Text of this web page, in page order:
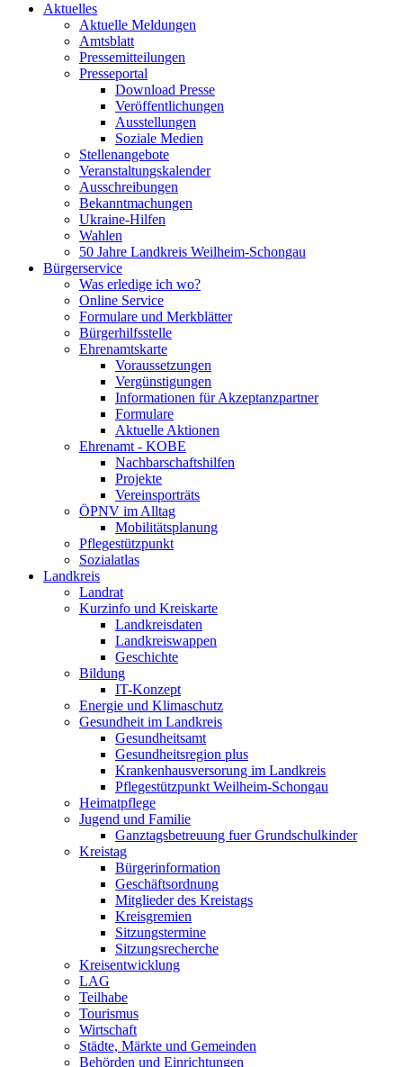
Aktuelles
Aktuelle Meldungen
Amtsblatt
Pressemitteilungen
Presseportal
Download Presse
Veröffentlichungen
Ausstellungen
Soziale Medien
Stellenangebote
Veranstaltungskalender
Ausschreibungen
Bekanntmachungen
Ukraine-Hilfen
Wahlen
50 Jahre Landkreis Weilheim-Schongau
Bürgerservice
Was erledige ich wo?
Online Service
Formulare und Merkblätter
Bürgerhilfsstelle
Ehrenamtskarte
Voraussetzungen
Vergünstigungen
Informationen für Akzeptanzpartner
Formulare
Aktuelle Aktionen
Ehrenamt - KOBE
Nachbarschaftshilfen
Projekte
Vereinsporträts
ÖPNV im Alltag
Mobilitätsplanung
Pflegestützpunkt
Sozialatlas
Landkreis
Landrat
Kurzinfo und Kreiskarte
Landkreisdaten
Landkreiswappen
Geschichte
Bildung
IT-Konzept
Energie und Klimaschutz
Gesundheit im Landkreis
Gesundheitsamt
Gesundheitsregion plus
Krankenhausversorung im Landkreis
Pflegestützpunkt Weilheim-Schongau
Heimatpflege
Jugend und Familie
Ganztagsbetreuung fuer Grundschulkinder
Kreistag
Bürgerinformation
Geschäftsordnung
Mitglieder des Kreistags
Kreisgremien
Sitzungstermine
Sitzungsrecherche
Kreisentwicklung
LAG
Teilhabe
Tourismus
Wirtschaft
Städte, Märkte und Gemeinden
Behörden und Einrichtungen